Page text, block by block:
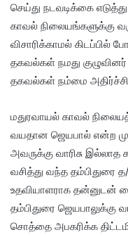
செய்து நடவடிக்கை
காவல் நிலையங்களுக்கு
விசாரிக்காமல் கிடப்பில்
தகவல்கள் நமது குழுவினர்
தகவல்கள் நம்மை
மதுரவாயல் காவல்
வயதான ஜெயபால் என்ற
அவருக்கு வாரிசு
வசித்து வந்த தம்பிதுரை
உதவியாளராக தன்னுடன்
தம்பிதுரை ஜெயபாலுக்கு
சொத்தை அபகரிக்க